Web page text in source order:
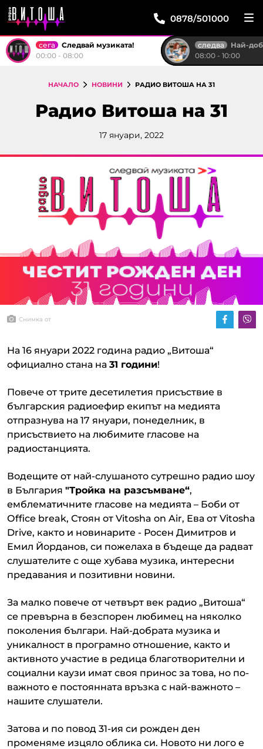
0878/501000
сега
Следвай музиката!
00:00 - 08:00
следва
Най-доброто от
08:00 - 10:00
НАЧАЛО НОВИНИ РАДИО ВИТОША НА 31
Радио Витоша на 31
17 януари, 2022
Снимка от
На 16 януари 2022 година радио „Витоша“
официално стана на 31 години!
Повече от трите десетилетия присъствие в
българския радиоефир екипът на медията
отпразнува на 17 януари, понеделник, в
присъствието на любимите гласове на
радиостанцията.
Водещите от най-слушаното сутрешно радио шоу
в България "Тройка на разсъмване“,
емблематичните гласове на медията – Боби от
Оffice break, Стоян от Vitosha on Air, Ева от Vitosha
Drive, както и новинарите - Росен Димитров и
Емил Йорданов, си пожелаха в бъдеще да радват
слушателите с още хубава музика, интересни
предавания и позитивни новини.
За малко повече от четвърт век радио „Витоша“
се превърна в безспорен любимец на няколко
поколения българи. Най-добрата музика и
уникалност в програмно отношение, както и
активното участие в редица благотворителни и
социални каузи имат своя принос за това, но по-
важното е постоянната връзка с най-важното –
нашите слушатели.
Затова и по повод 31-ия си рожден ден
променяме изцяло облика си. Новото ни лого е